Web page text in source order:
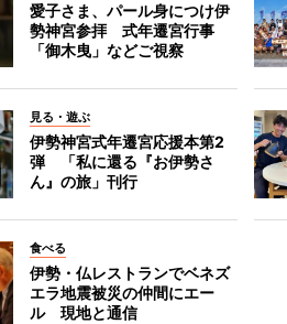
愛子さま、パール身につけ伊
勢神宮参拝 式年遷宮行事
「御木曳」などご視察
見る・遊ぶ
伊勢神宮式年遷宮応援本第2
弾 「私に還る『お伊勢さ
ん』の旅」刊行
食べる
伊勢・仏レストランでベネズ
エラ地震被災の仲間にエー
ル 現地と通信